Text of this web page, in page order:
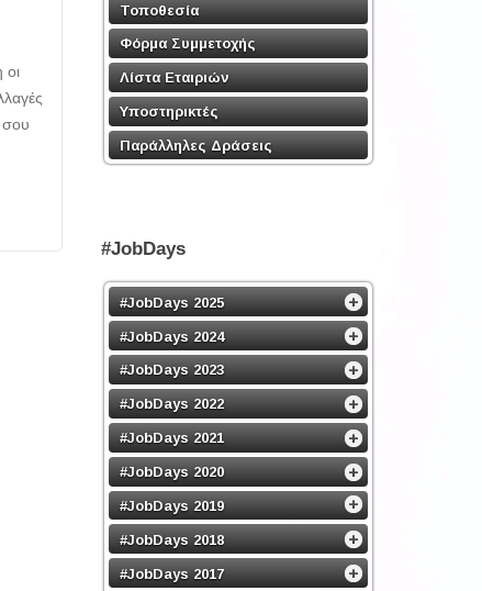
οι
σου
Τοποθεσία
Φόρμα Συμμετοχής
Λίστα Εταιριών
Υποστηρικτές
Παράλληλες Δράσεις
#JobDays
#JobDays 2025
#JobDays 2024
#JobDays 2023
#JobDays 2022
#JobDays 2021
#JobDays 2020
#JobDays 2019
#JobDays 2018
#JobDays 2017